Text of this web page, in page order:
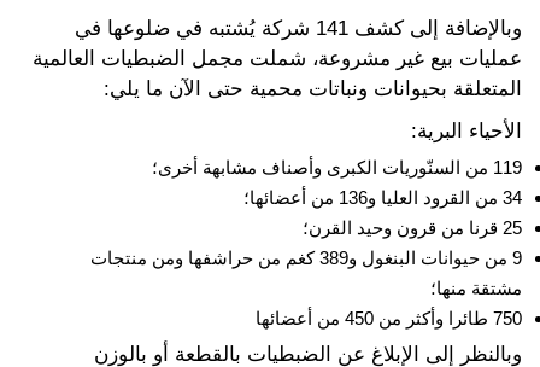
وبالإضافة إلى كشف 141 شركة يُشتبه في ضلوعها في
عمليات بيع غير مشروعة، شملت مجمل الضبطيات العالمية
المتعلقة بحيوانات ونباتات محمية حتى الآن ما يلي:
الأحياء البرية:
119 من السنّوريات الكبرى وأصناف مشابهة أخرى؛
34 من القرود العليا و136 من أعضائها؛
25 قرنا من قرون وحيد القرن؛
9 من حيوانات البنغول و389 كغم من حراشفها ومن منتجات
مشتقة منها؛
750 طائرا وأكثر من 450 من أعضائها
وبالنظر إلى الإبلاغ عن الضبطيات بالقطعة أو بالوزن